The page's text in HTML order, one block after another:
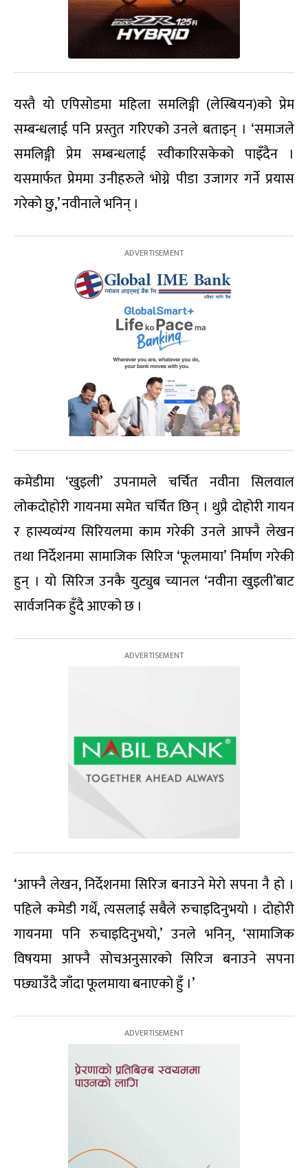
यस्तै यो एपिसोडमा महिला समलिङ्गी (लेस्बियन)को प्रेम
सम्बन्धलाई पनि प्रस्तुत गरिएको उनले बताइन् । ‘समाजले
समलिङ्गी प्रेम सम्बन्धलाई स्वीकारिसकेको पाइँदैन ।
यसमार्फत प्रेममा उनीहरुले भोग्ने पीडा उजागर गर्ने प्रयास
गरेको छु,’ नवीनाले भनिन् ।
कमेडीमा ‘खुइली’ उपनामले चर्चित नवीना सिलवाल
लोकदोहोरी गायनमा समेत चर्चित छिन् । थुप्रै दोहोरी गायन
र हास्यव्यंग्य सिरियलमा काम गरेकी उनले आफ्नै लेखन
तथा निर्देशनमा सामाजिक सिरिज ‘फूलमाया’ निर्माण गरेकी
हुन् । यो सिरिज उनकै युट्युब च्यानल ‘नवीना खुइली’बाट
सार्वजनिक हुँदै आएको छ ।
‘आफ्नै लेखन, निर्देशनमा सिरिज बनाउने मेरो सपना नै हो ।
पहिले कमेडी गर्थें, त्यसलाई सबैले रुचाइदिनुभयो । दोहोरी
गायनमा पनि रुचाइदिनुभयो,’ उनले भनिन्, ‘सामाजिक
विषयमा आफ्नै सोचअनुसारको सिरिज बनाउने सपना
पछ्याउँदै जाँदा फूलमाया बनाएको हुँ ।’